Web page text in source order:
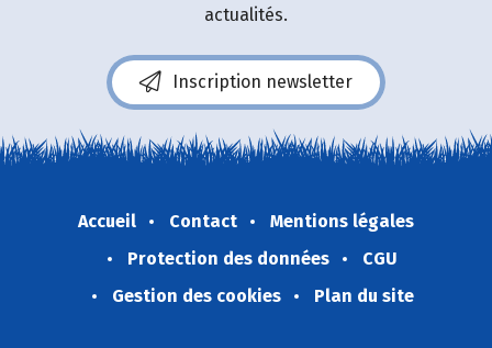
actualités.
Inscription newsletter
Accueil Contact
Mentions légales
Protection des données
CGU
Gestion des cookies
Plan du site